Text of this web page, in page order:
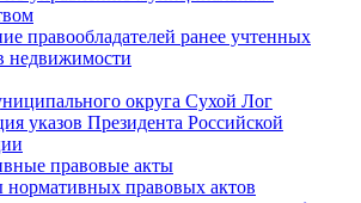
правообладателей ранее учтенных
недвижимости
округа Сухой Лог
указов Президента Российской
правовые акты
нормативных правовых актов